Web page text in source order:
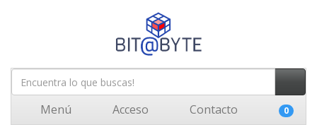
Menú Acceso Contacto 0